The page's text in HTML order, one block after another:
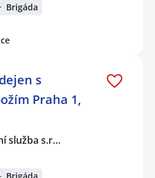
Brigáda
s
Praha 1,
služba s.r…